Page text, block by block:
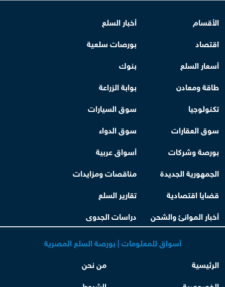
الأقسام
أخبار السلع
اقتصاد
بورصات سلعية
أسعار السلع
بنوك
طاقة ومعادن
بوابة الزراعة
تكنولوجيا
سوق السيارات
سوق العقارات
سوق الدواء
بورصة وشركات
أسواق عربية
الجمهورية الجديدة
مناقصات ومزايدات
قضايا اقتصادية
تقارير السلع
أخبار الموانئ والشحن
دراسات الجدوى
أسواق للمعلومات | بورصة السلع المصرية
الرئيسية
من نحن